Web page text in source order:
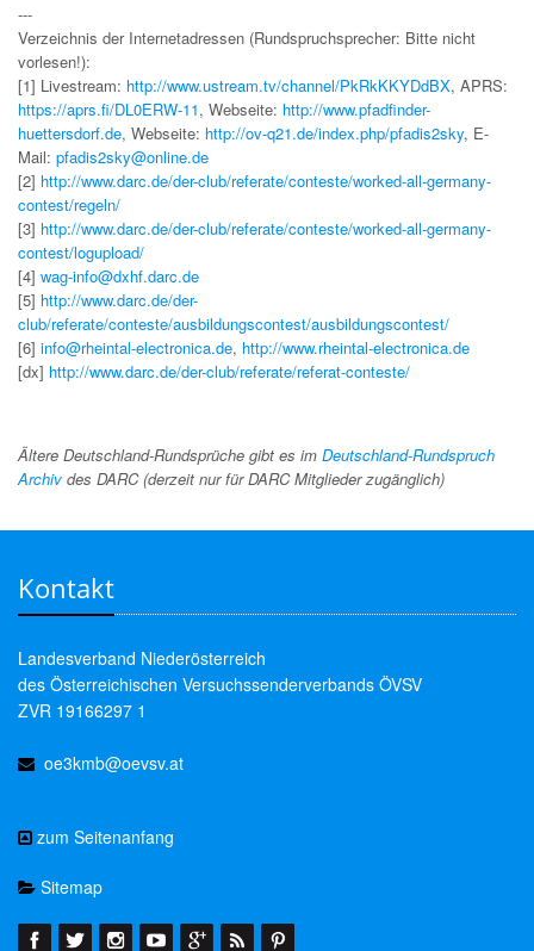
---
Verzeichnis der Internetadressen (Rundspruchsprecher: Bitte nicht
vorlesen!):
[1] Livestream: http://www.ustream.tv/channel/PkRkKKYDdBX, APRS:
https://aprs.fi/DL0ERW-11, Webseite: http://www.pfadfinder-
huettersdorf.de, Webseite: http://ov-q21.de/index.php/pfadis2sky, E-
Mail: pfadis2sky@online.de
[2] http://www.darc.de/der-club/referate/conteste/worked-all-germany-
contest/regeln/
[3] http://www.darc.de/der-club/referate/conteste/worked-all-germany-
contest/logupload/
[4] wag-info@dxhf.darc.de
[5] http://www.darc.de/der-
club/referate/conteste/ausbildungscontest/ausbildungscontest/
[6] info@rheintal-electronica.de, http://www.rheintal-electronica.de
[dx] http://www.darc.de/der-club/referate/referat-conteste/
Ältere Deutschland-Rundsprüche gibt es im Deutschland-Rundspruch
Archiv des DARC (derzeit nur für DARC Mitglieder zugänglich)
Kontakt
Landesverband Niederösterreich
des Österreichischen Versuchssenderverbands ÖVSV
ZVR 19166297 1
oe3kmb@oevsv.at
zum Seitenanfang
Sitemap